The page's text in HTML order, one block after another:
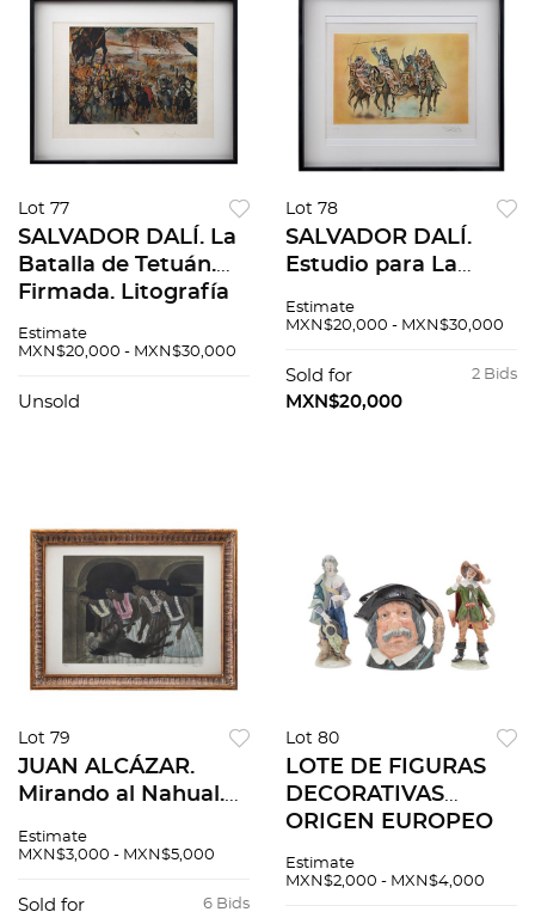
Lot 77
SALVADOR DALÍ. La
Batalla de Tetuán.
Firmada. Litografía
medidas totales
Estimate
MXN$20,000 - MXN$30,000
Unsold
Lot 78
SALVADOR DALÍ.
Estudio para La
Firmada. Litografía
medidas totales
Estimate
MXN$20,000 - MXN$30,000
2 Bids
Sold for
MXN$20,000
Lot 79
JUAN ALCÁZAR.
Mirando al Nahual.
96. Grabado al
aguatinta 47 / 50. 44
Estimate
MXN$3,000 - MXN$5,000
6 Bids
Sold for
Lot 80
LOTE DE FIGURAS
DECORATIVAS
ORIGEN EUROPEO
en porcelana
Estimate
MXN$2,000 - MXN$4,000